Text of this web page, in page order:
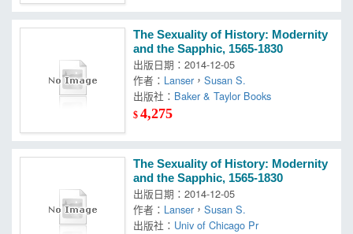
The Sexuality of History: Modernity
and the Sapphic, 1565-1830
出版日期：2014-12-05
作者： Lanser ，Susan S.
出版社： Baker & Taylor Books
$4,275
The Sexuality of History: Modernity
and the Sapphic, 1565-1830
出版日期：2014-12-05
作者： Lanser ，Susan S.
出版社： Univ of Chicago Pr